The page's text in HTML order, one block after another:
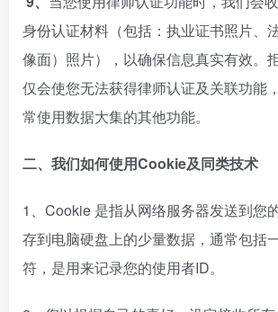
身份认证材料（包括：执业证书照片、
像面）照片），以确保信息真实有效。
仅会使您无法获得律师认证及关联功能
常使用数据大集的其他功能。
二、我们如何使用Cookie及同类技术
1、Cookie 是指从网络服务器发送到您
存到电脑硬盘上的少量数据，通常包括
符，是用来记录您的使用者ID。